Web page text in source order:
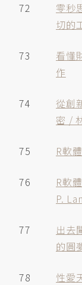
72
零秒
切的
73
看懂
作
74
從創
密 /
75 R軟
76
R軟
P.
77
出去
的圓
78
性愛